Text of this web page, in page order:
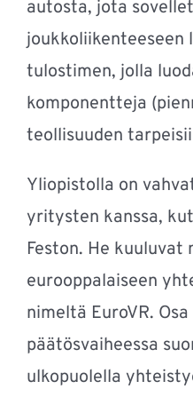
autosta, jota
joukkoliikenteeseen
tulostimen, jolla
komponentteja
teollisuuden
Yliopistolla on
yritysten kanssa,
Feston. He kuuluvat
eurooppalaiseen
nimeltä EuroVR.
päätösvaiheessa
ulkopuolella